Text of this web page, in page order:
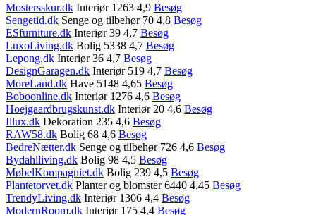
Mostersskur.dk Interiør 1263 4,9 Besøg
Sengetid.dk Senge og tilbehør 70 4,8 Besøg
ESfurniture.dk Interiør 39 4,7 Besøg
LuxoLiving.dk Bolig 5338 4,7 Besøg
Lepong.dk Interiør 36 4,7 Besøg
DesignGaragen.dk Interiør 519 4,7 Besøg
MoreLand.dk Have 5148 4,65 Besøg
Boboonline.dk Interiør 1276 4,6 Besøg
Hoejgaardbrugskunst.dk Interiør 20 4,6 Besøg
Illux.dk Dekoration 235 4,6 Besøg
RAW58.dk Bolig 68 4,6 Besøg
BedreNætter.dk Senge og tilbehør 726 4,6 Besøg
Bydahlliving.dk Bolig 98 4,5 Besøg
MøbelKompagniet.dk Bolig 239 4,5 Besøg
Plantetorvet.dk Planter og blomster 6440 4,45 Besøg
TrendyLiving.dk Interiør 1306 4,4 Besøg
ModernRoom.dk Interiør 175 4,4 Besøg